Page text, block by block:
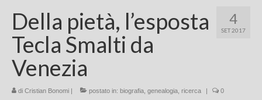
Genealogia
Aziende
Chi sono
FAQ
4
SET 2017
Della pietà, l’esposta
Tecla Smalti da
Venezia
di Cristian Bonomi | postato in: biografia genealogia ricerca | 0